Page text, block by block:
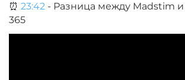
⏰ 23:42 - Разница между Madstim
365